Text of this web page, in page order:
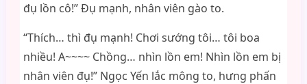
đụ lồn cô!” Đụ mạnh, nhân viên gào to.
“Thích… thì đụ mạnh! Chơi sướng tôi… tôi boa
nhiều! A~~~~ Chồng… nhìn lồn em! Nhìn lồn em bị
nhân viên đụ!” Ngọc Yến lắc mông to, hưng phấn